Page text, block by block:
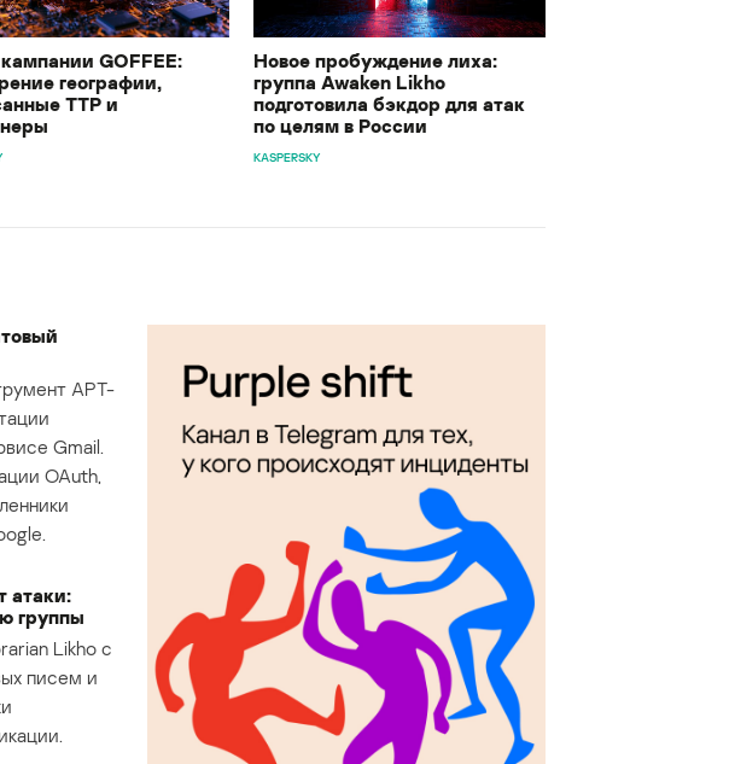
GOFFEE:
географии,
TTP и
Новое пробуждение лиха:
группа Awaken Likho
подготовила бэкдор для атак
по целям в России
KASPERSKY
APT-
Gmail.
OAuth,
атаки:
группы
Likho с
писем и